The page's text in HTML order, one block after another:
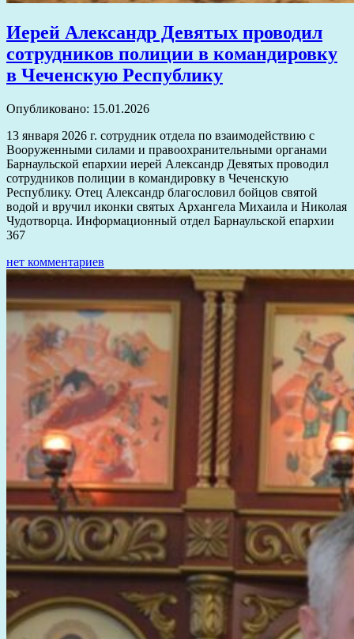
Иерей Александр Девятых проводил
сотрудников полиции в командировку
в Чеченскую Республику
Опубликовано: 15.01.2026
13 января 2026 г. сотрудник отдела по взаимодействию с
Вооруженными силами и правоохранительными органами
Барнаульской епархии иерей Александр Девятых проводил
сотрудников полиции в командировку в Чеченскую
Республику. Отец Александр благословил бойцов святой
водой и вручил иконки святых Архангела Михаила и Николая
Чудотворца. Информационный отдел Барнаульской епархии
367
нет комментариев